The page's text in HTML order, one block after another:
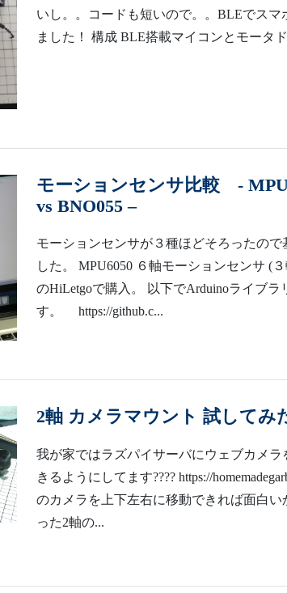
いし。。コードも短いので。。BLEでス
ました！ 構成 BLE搭載マイコンとモータ
モーションセンサ比較 -
vs BNO055 –
モーションセンサが３種ほどそろったの
した。 MPU6050 ６軸モーションセンサ (
のHiLetgoで購入。 以下でArduinoライブ
す。 https://github.c...
2軸 カメラマウント 試してみ
我が家ではラズパイサーバにウェブカメ
きるようにしてます???? https://
のカメラを上下左右に移動できれば面白
った2軸の...